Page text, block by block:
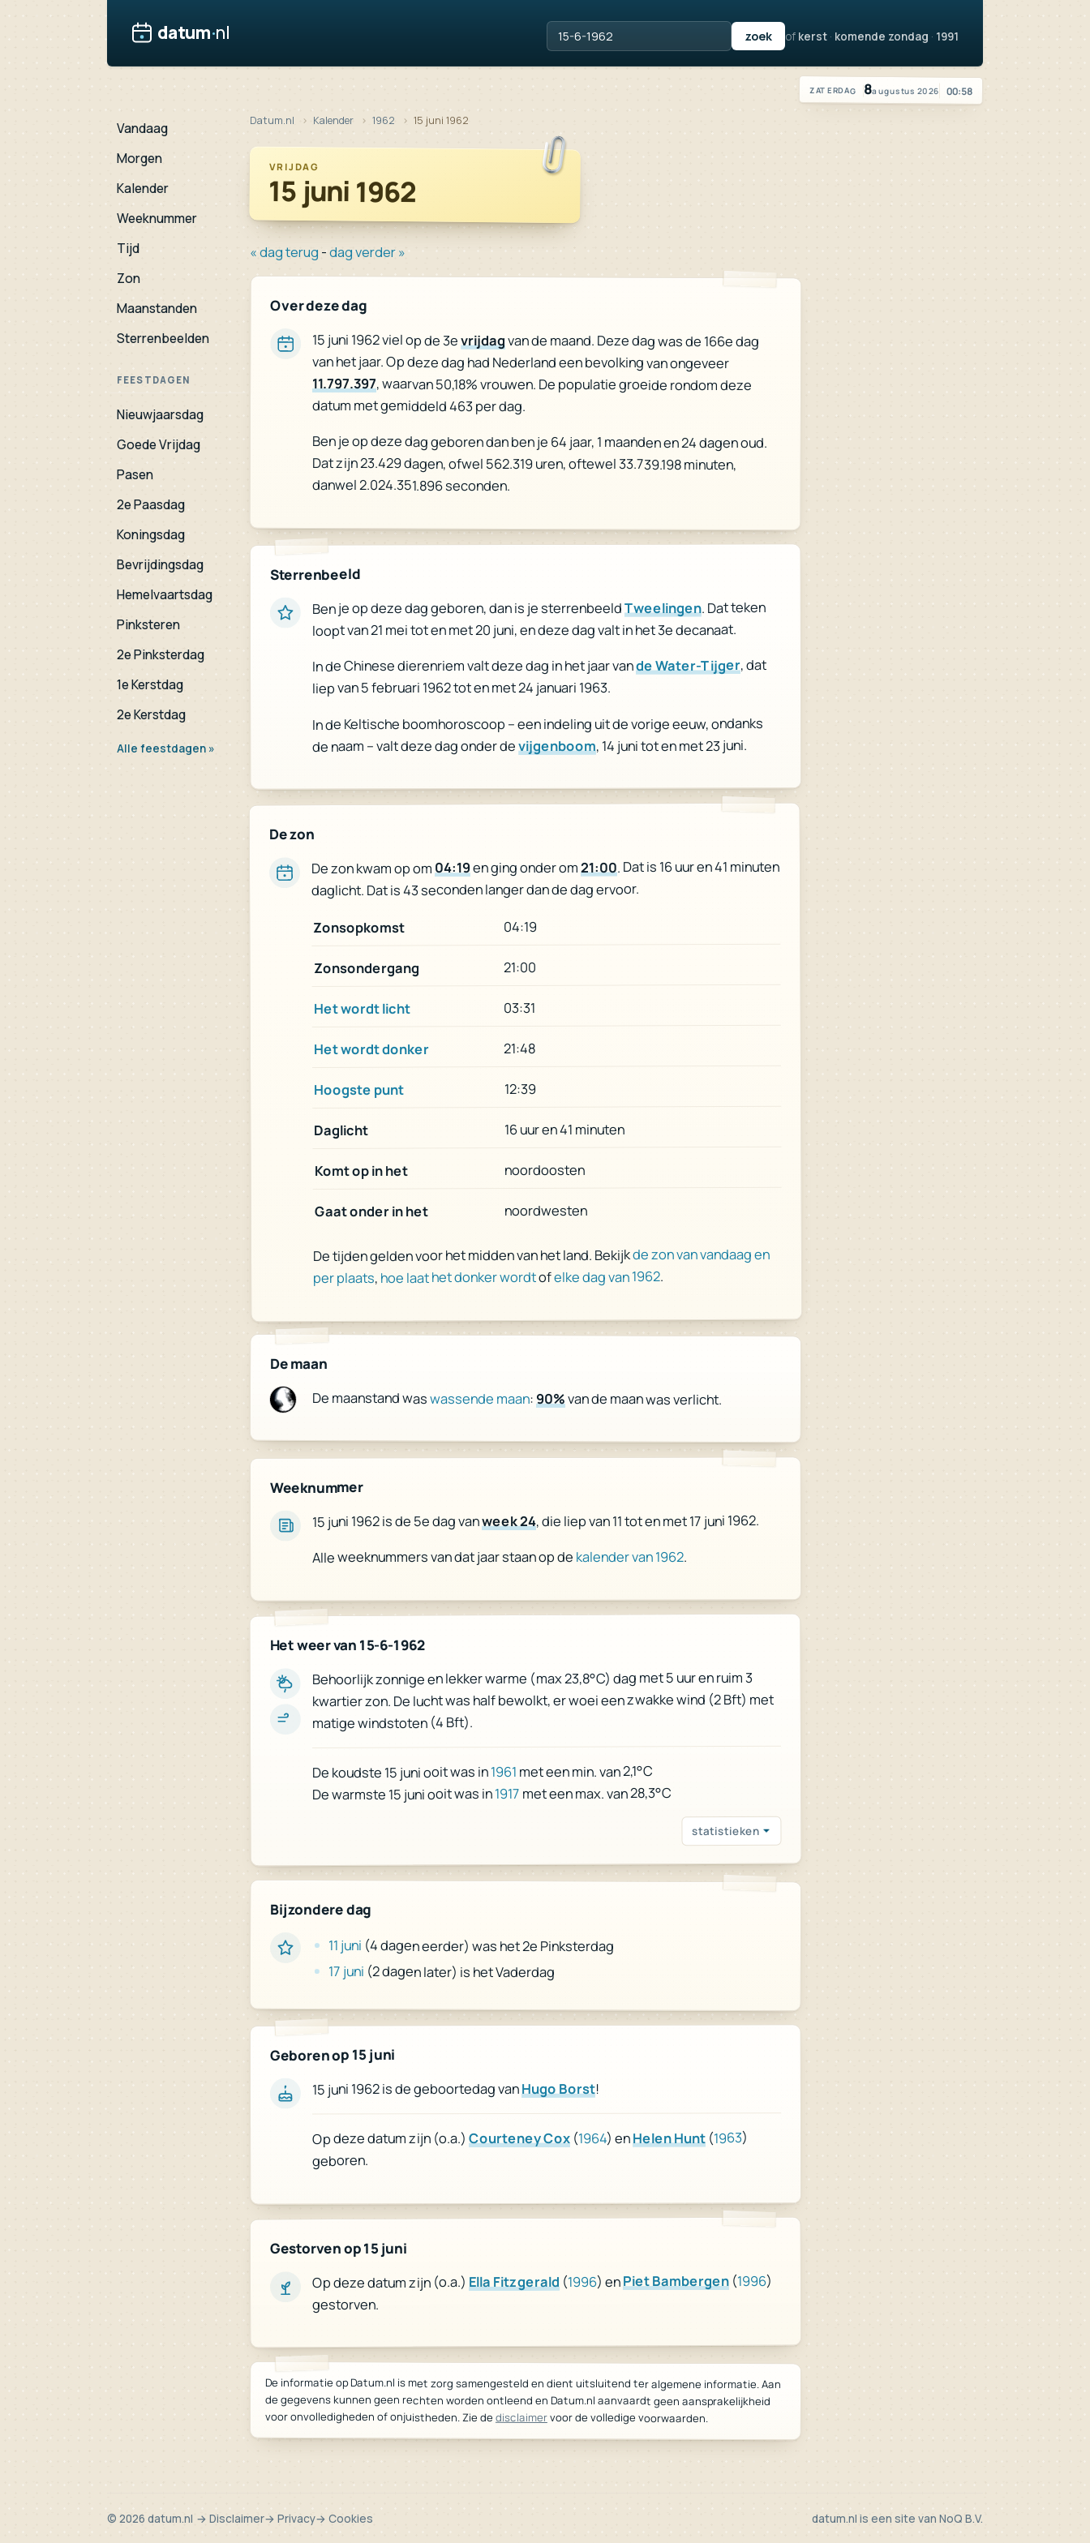
datum·nl
Vandaag is het zaterdag 8 augustus 2026
ZATERDAG 8augustus 2026 00:58
Vandaag
Morgen
Kalender
Weeknummer
Tijd
Zon
Maanstanden
Sterrenbeelden
FEESTDAGEN
Nieuwjaarsdag
Goede Vrijdag
Pasen
2e Paasdag
Koningsdag
Bevrijdingsdag
Hemelvaartsdag
Pinksteren
2e Pinksterdag
1e Kerstdag
2e Kerstdag
Alle feestdagen »
Datum.nl Kalender 1962 15 juni 1962
VRIJDAG
15 juni 1962
« dag terug -dag verder »
Over deze dag
15 juni 1962 viel op de 3evrijdagvan de maand. Deze dag was de 166e dag
van het jaar. Op deze dag had Nederland een bevolking van ongeveer
11.797.397, waarvan 50,18% vrouwen. De populatie groeide rondom deze
datum met gemiddeld 463 per dag.
Ben je op deze dag geboren dan ben je 64 jaar, 1 maanden en 24 dagen oud.
Dat zijn 23.429 dagen, ofwel 562.319 uren, oftewel 33.739.198 minuten,
danwel 2.024.351.896 seconden.
Sterrenbeeld
Ben je op deze dag geboren, dan is je sterrenbeeldTweelingen. Dat teken
loopt van 21 mei tot en met 20 juni, en deze dag valt in het 3e decanaat.
In de Chinese dierenriem valt deze dag in het jaar vande Water-Tijger, dat
liep van 5 februari 1962 tot en met 24 januari 1963.
In de Keltische boomhoroscoop – een indeling uit de vorige eeuw, ondanks
de naam – valt deze dag onder devijgenboom, 14 juni tot en met 23 juni.
De zon
De zon kwam op om04:19en ging onder om21:00. Dat is 16 uur en 41 minuten
daglicht. Dat is 43 seconden langer dan de dag ervoor.
Zonsopkomst 04:19
Zonsondergang 21:00
Het wordt licht 03:31
Het wordt donker 21:48
Hoogste punt 12:39
Daglicht 16 uur en 41 minuten
Komt op in het noordoosten
Gaat onder in het noordwesten
De tijden gelden voor het midden van het land. Bekijkde zon van vandaag en
per plaats, hoe laat het donker wordtofelke dag van 1962.
De maan
De maanstand waswassende maan:90%van de maan was verlicht.
Weeknummer
15 juni 1962 is de 5e dag vanweek 24, die liep van 11 tot en met 17 juni 1962.
Alle weeknummers van dat jaar staan op de kalender van 1962.
Het weer van 15-6-1962
Behoorlijk zonnige en lekker warme (max 23,8°C) dag met 5 uur en ruim 3
kwartier zon. De lucht was half bewolkt, er woei een zwakke wind (2 Bft) met
matige windstoten (4 Bft).
De koudste 15 juni ooit was in1961 met een min. van 2,1°C
De warmste 15 juni ooit was in1917 met een max. van 28,3°C
statistieken
Bijzondere dag
11 juni (4 dagen eerder) was het 2e Pinksterdag
17 juni (2 dagen later) is het Vaderdag
Geboren op 15 juni
15 juni 1962 is de geboortedag vanHugo Borst!
Op deze datum zijn (o.a.)Courteney Cox (1964) enHelen Hunt (1963)
geboren.
Gestorven op 15 juni
Op deze datum zijn (o.a.)Ella Fitzgerald (1996) enPiet Bambergen(1996)
gestorven.
De informatie op Datum.nl is met zorg samengesteld en dient uitsluitend ter algemene informatie. Aan
de gegevens kunnen geen rechten worden ontleend en Datum.nl aanvaardt geen aansprakelijkheid
voor onvolledigheden of onjuistheden. Zie de disclaimervoor de volledige voorwaarden.
of kerst · komende zondag · 1991
© 2026 datum.nl → Disclaimer→ Privacy→ Cookies datum.nl is een site van NoQ B.V.